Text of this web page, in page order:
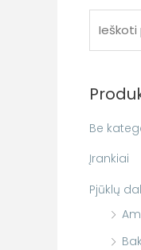
k
i
:
Be
Įrankiai
Pjūklų